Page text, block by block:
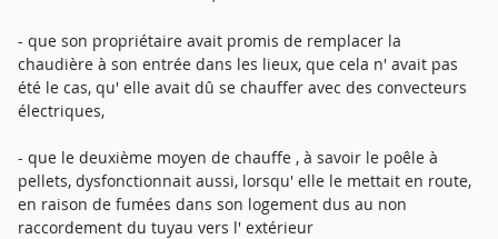
- que son propriétaire avait promis de remplacer la
chaudière à son entrée dans les lieux, que cela n' avait pas
été le cas, qu' elle avait dû se chauffer avec des convecteurs
électriques,
- que le deuxième moyen de chauffe , à savoir le poêle à
pellets, dysfonctionnait aussi, lorsqu' elle le mettait en route,
en raison de fumées dans son logement dus au non
raccordement du tuyau vers l' extérieur